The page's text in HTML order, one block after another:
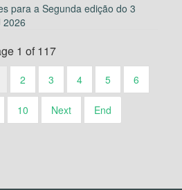
para a Segunda edição do 3
2026
1 of 117
2 3 4 5 6
10 Next End